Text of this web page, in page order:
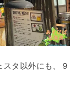
タ以外にも、９